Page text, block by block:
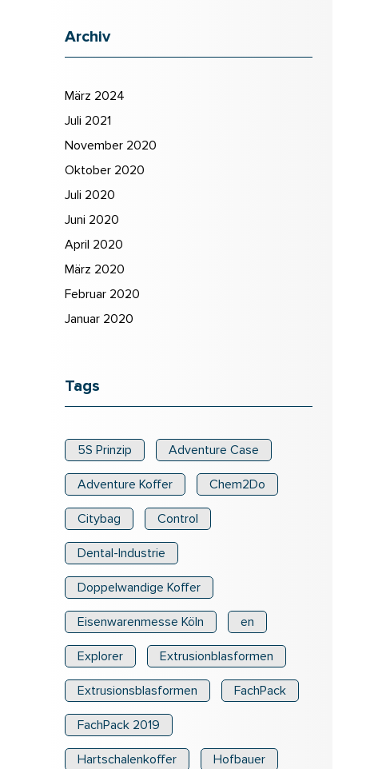
Archiv
März 2024
Juli 2021
November 2020
Oktober 2020
Juli 2020
Juni 2020
April 2020
März 2020
Februar 2020
Januar 2020
Tags
5S Prinzip Adventure Case
Adventure Koffer Chem2Do
Citybag Control
Dental-Industrie
Doppelwandige Koffer
Eisenwarenmesse Köln en
Explorer Extrusionblasformen
Extrusionsblasformen FachPack
FachPack 2019
Hartschalenkoffer Hofbauer